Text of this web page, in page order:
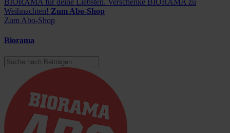
BIORAMA für deine Liebsten. Verschenke BIORAMA zu
Weihnachten! Zum Abo-Shop
Zum Abo-Shop
Biorama